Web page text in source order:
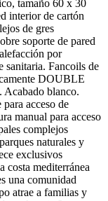
tamaño 60 x 30
interior de cartón
de gres
soporte de pared
por
sanitaria. Fancoils de
DOUBLE
Acabado blanco.
acceso de
manual para acceso
complejos
naturales y
exclusivos
costa mediterránea
una comunidad
atrae a familias y